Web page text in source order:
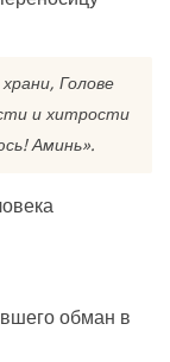
Голове
и хитрости
Аминь».
обман в